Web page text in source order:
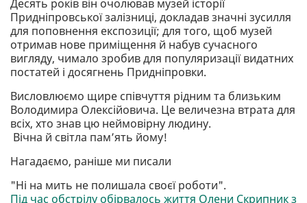
Десять років він очолював музей історії
Придніпровської залізниці, докладав значні зусилля
для поповнення експозиції; для того, щоб музей
отримав нове приміщення й набув сучасного
вигляду, чимало зробив для популяризації видатних
постатей і досягнень Придніпровки.
Висловлюємо щире співчуття рідним та близьким
Володимира Олексійовича. Це величезна втрата для
всіх, хто знав цю неймовірну людину.
Вічна й світла пам’ять йому!
Нагадаємо, раніше ми писали
"Ні на мить не полишала своєї роботи".
Під час обстрілу обірвалось життя Олени Скрипник з